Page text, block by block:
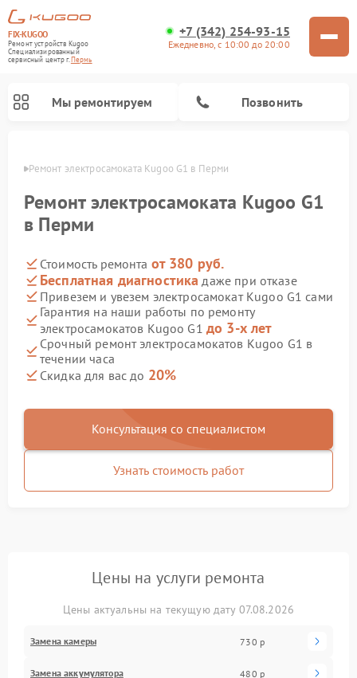
FIX-KUGOO
Ремонт устройств Kugoo
Специализированный
cервисный центр г.Пермь
+7 (342) 254-93-15
Ежедневно, с 10:00 до 20:00
Мы ремонтируем Позвонить
Ремонт электросамоката Kugoo G1 в Перми
Ремонт электросамоката Kugoo G1
в Перми
Стоимость ремонта от 380 руб.
Бесплатная диагностика даже при отказе
Привезем и увезем электросамокат Kugoo G1 сами
Гарантия на наши работы по ремонту
электросамокатов Kugoo G1 до 3-х лет
Срочный ремонт электросамокатов Kugoo G1 в
течении часа
Скидка для вас до 20%
Консультация со специалистом
Узнать стоимость работ
Цены на услуги ремонта
Цены актуальны на текущую дату 07.08.2026
Замена камеры 730 р
Замена аккумулятора 480 р